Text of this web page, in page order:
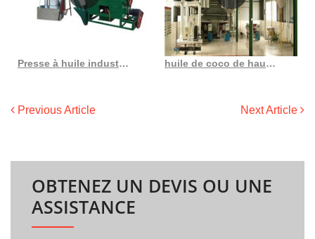
Presse à huile industrielle d’amande à vis gzc13s3z, acheter une machine à huile industrielle huile de coco de haute qualité huile de coco biologique du Gabon
Previous Article Next Article
OBTENEZ UN DEVIS OU UNE
ASSISTANCE